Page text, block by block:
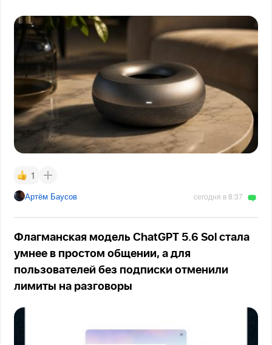
1
Артём Баусов сегодня в 8:37
Флагманская модель ChatGPT 5.6 Sol стала
умнее в простом общении, а для
пользователей без подписки отменили
лимиты на разговоры